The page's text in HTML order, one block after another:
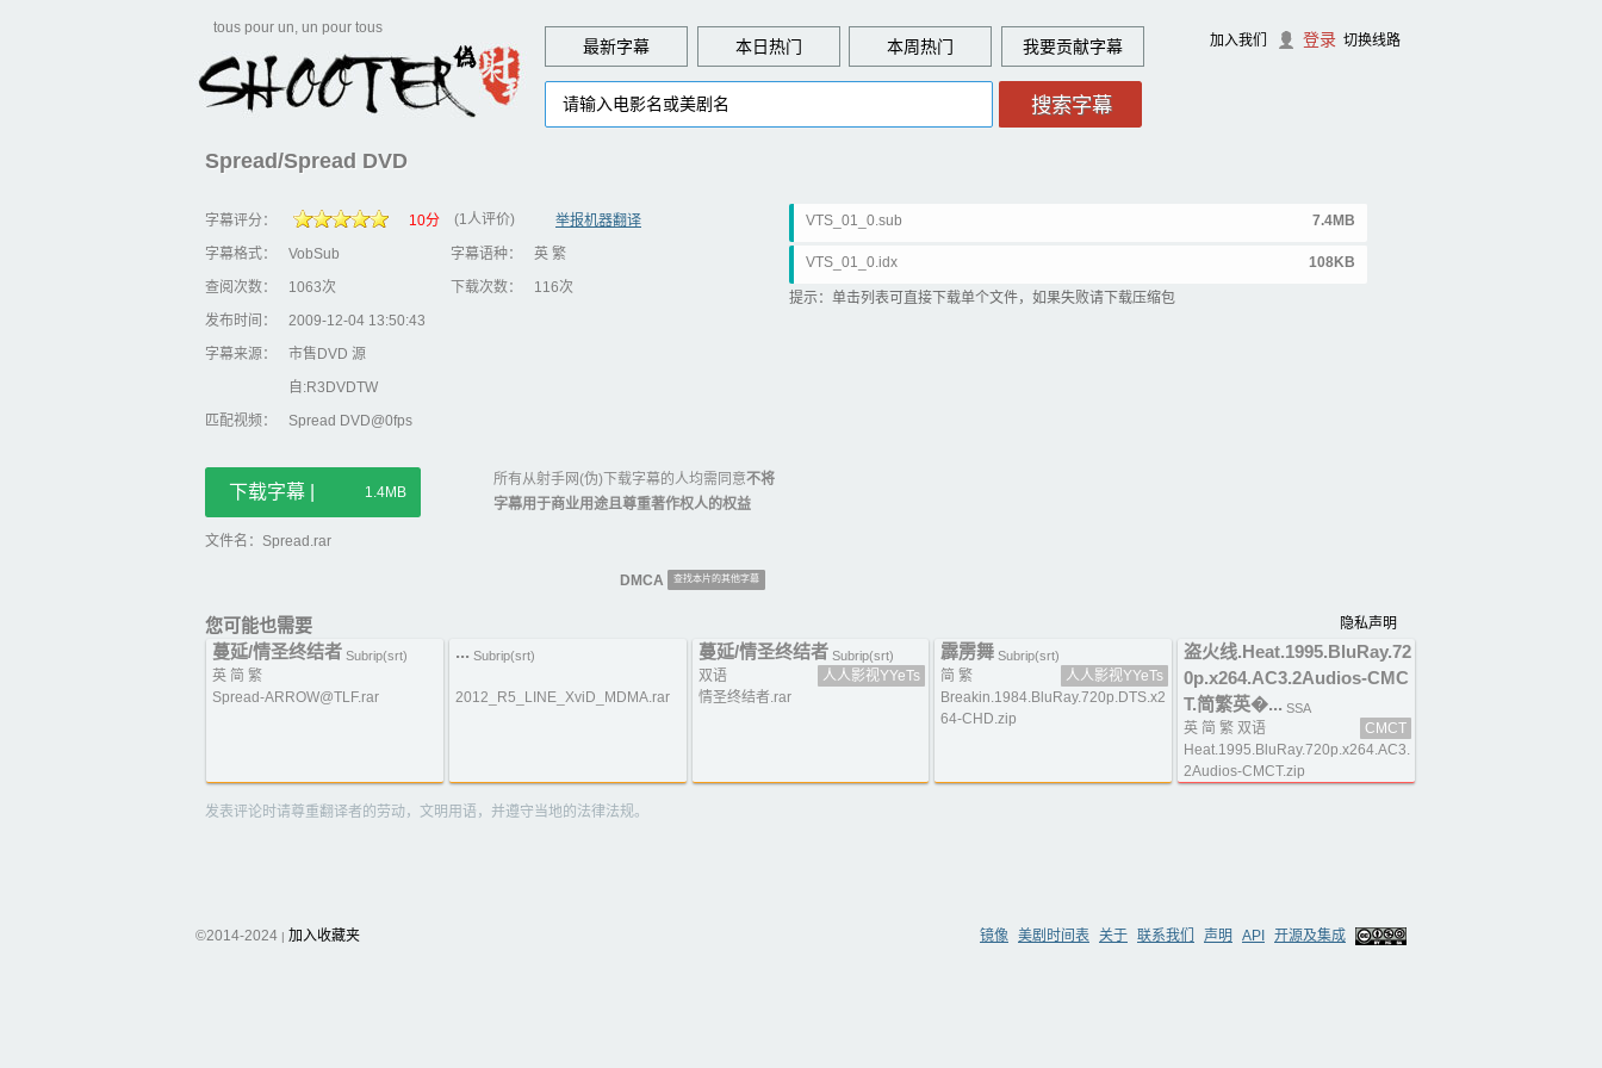
tous pour un, un pour tous
最新字幕 本日热门 本周热门 贡献字幕 加入我们 登录 切换线路
Spread/Spread DVD
字幕评分： 10分 (1人评价)
举报机器翻译
字幕格式：
VobSub 字幕语种：
英 繁
查阅次数：
1063次 下载次数：
116次
发布时间：
2009-12-04 13:50:43
字幕来源：
市售DVD 源
自:R3DVDTW
匹配视频：
Spread DVD@0fps
下载字幕 | 1.4MB
所有从射手网(伪)下载字幕的人均需同意不将
字幕用于商业用途且尊重著作权人的权益
文件名：Spread.rar
VTS_01_0.sub 7.4MB
VTS_01_0.idx 108KB
提示：单击列表可直接下载单个文件，如果失败请下载压缩包
DMCA 查找本片的其他字幕
您可能也需要 隐私声明
蔓延/情圣终结者 Subrip(srt)
英 简 繁
Spread-ARROW@TLF.rar
... Subrip(srt)
2012_R5_LINE_XviD_MDMA.rar
蔓延/情圣终结者 Subrip(srt)
双语
人人影视YYeTs
情圣终结者.rar
霹雳舞 Subrip(srt)
简 繁
人人影视YYeTs
Breakin.1984.BluRay.720p.DTS.x2
64-CHD.zip
盗火线.Heat.1995.BluRay.72
0p.x264.AC3.2Audios-CMC
T.简繁英�... SSA
英 简 繁 双语
CMCT
Heat.1995.BluRay.720p.x264.AC3.
2Audios-CMCT.zip
发表评论时请尊重翻译者的劳动，文明用语，并遵守当地的法律法规。
©2014-2024 | 加入收藏夹 镜像 美剧时间表 关于 联系我们 声明 API 开源及集成